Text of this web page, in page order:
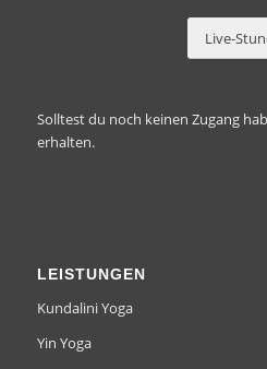
Live-
Solltest du noch keinen Zugang
erhalten.
LEISTUNGEN
Kundalini Yoga
Yin Yoga